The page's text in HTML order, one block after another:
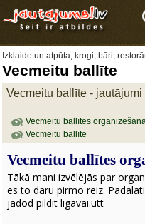
Izklaide un atpūta, krogi, bāri,
Vecmeitu ballīte
Vecmeitu ballīte -
Vecmeitu ballītes
Vecmeitu ballīte
Vecmeitu ballītes
Tākā mani izvēlējās par
es to daru pirmo reiz.
jādod pildīt līgavai.utt